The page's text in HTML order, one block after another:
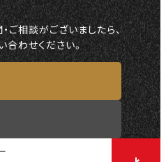
ご相談がございましたら、
合わせください。